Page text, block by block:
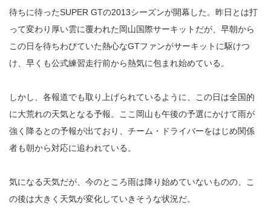
待ちに待ったSUPER GTの2013シーズンが開幕した。昨日とは打
って変わり厚い雲に覆われた岡山国際サーキットだが、早朝から
この日を待ちわびていた熱心なGTファンがサーキットに駆けつ
け、早くも公式練習走行前から熱気に包まれ始めている。
しかし、各報道でも取り上げられているように、この日は全国的
に大荒れの天気となる予報。ここ岡山も午後の予選にかけて雨が
強く降るとの予報が出ており、チーム・ドライバーをはじめ関係
者も朝から対応に追われている。
気になる天気だが、今のところ雨は降り始めていないものの、こ
の後は大きく天気が変化していきそうな状況だ。